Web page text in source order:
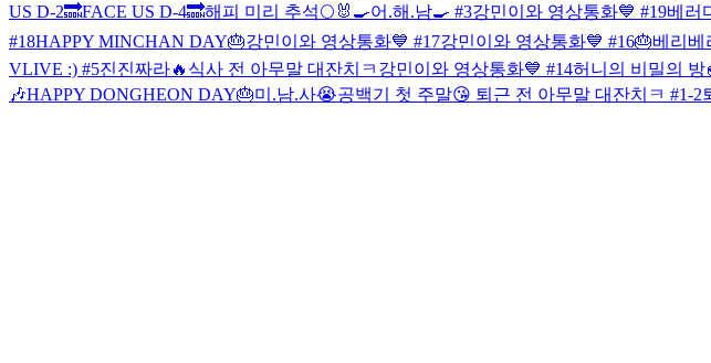
US D-2🔜FACE US D-4🔜해피 미리 추석🌕🐰 🍳어.해.남🍳 #3강민이와 영상통화💙 #19베러
#18HAPPY MINCHAN DAY🎂강민이와 영상통화💙 #17강민이와 영상통화💙 #16🎂베리베
VLIVE :) #5진진짜라🔥 식사 전 아무말 대잔치ㅋ 강민이와 영상통화💙 #14허니의 비밀의 방
🎶HAPPY DONGHEON DAY🎂미.남.사😭공백기 첫 주말😘 퇴근 전 아무말 대잔치ㅋ #1-2